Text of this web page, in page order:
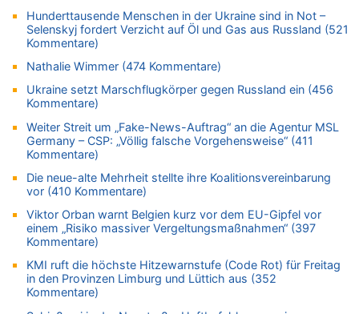
07.08.2026 - 01:12 von WK zu
Warum die Waldbrände in Frankreich und Spanien Rekorde
brechen [Fragen & Antworten]
07.08.2026 - 01:03 von Hugo Egon Bernhard von Sinnen zu
07.08.2026 - 00:50 von WK zu
07.08.2026 - 00:06 von 5/11 zu
Mehrere Menschen in Londons City niedergestochen
06.08.2026 - 23:53 von Foto Anneliese zu
Mehrere Menschen in Londons City niedergestochen
06.08.2026 - 23:25 von WK zu
FIFA-Spitze demonstriert Einigkeit trotz Kritik und neuer
Vorwürfe gegen Präsident Gianni Infantino
06.08.2026 - 22:48 von DG zu
FIFA-Spitze demonstriert Einigkeit trotz Kritik und neuer
Vorwürfe gegen Präsident Gianni Infantino
Hunderttausende Menschen in der Ukraine sind in Not –
Selenskyj fordert Verzicht auf Öl und Gas aus Russland (521
Kommentare)
Nathalie Wimmer (474 Kommentare)
Ukraine setzt Marschflugkörper gegen Russland ein (456
Kommentare)
Weiter Streit um „Fake-News-Auftrag“ an die Agentur MSL
Germany – CSP: „Völlig falsche Vorgehensweise“ (411
Kommentare)
Die neue-alte Mehrheit stellte ihre Koalitionsvereinbarung
vor (410 Kommentare)
Viktor Orban warnt Belgien kurz vor dem EU-Gipfel vor
einem „Risiko massiver Vergeltungsmaßnahmen“ (397
Kommentare)
KMI ruft die höchste Hitzewarnstufe (Code Rot) für Freitag
in den Provinzen Limburg und Lüttich aus (352
Kommentare)